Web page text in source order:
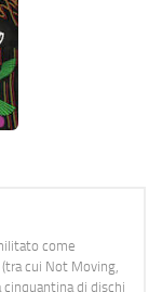
come
cui Not Moving,
di dischi